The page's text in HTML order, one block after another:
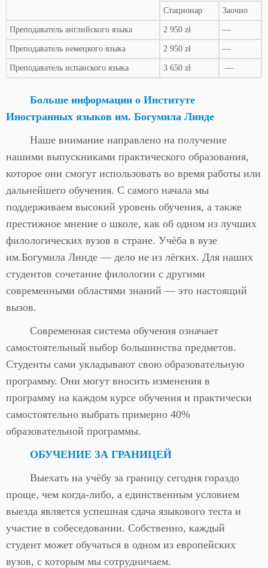
Стационар Заочно
Преподаватель английского языка 2 950 zł —
Преподаватель немецкого языка 2 950 zł —
Преподаватель испанского языка 3 650 zł —
Больше информации о Институте
Иностранных языков им. Богумила Линде
Наше внимание направлено на получение
нашими выпускниками практического образования,
которое они смогут использовать во время работы или
дальнейшего обучения. С самого начала мы
поддерживаем высокий уровень обучения, а также
престижное мнение о школе, как об одном из лучших
филологических вузов в стране. Учёба в вузе
им.Богумила Линде — дело не из лёгких. Для наших
студентов сочетание филологии с другими
современными областями знаний — это настоящий
вызов.
Современная система обучения означает
самостоятельный выбор большинства предметов.
Студенты сами укладывают свою образовательную
программу. Они могут вносить изменения в
программу на каждом курсе обучения и практически
самостоятельно выбрать примерно 40%
образовательной программы.
ОБУЧЕНИЕ ЗА ГРАНИЦЕЙ
Выехать на учёбу за границу сегодня гораздо
проще, чем когда-либо, а единственным условием
выезда является успешная сдача языкового теста и
участие в собеседовании. Собственно, каждый
студент может обучаться в одном из европейских
вузов, с которым мы сотрудничаем.